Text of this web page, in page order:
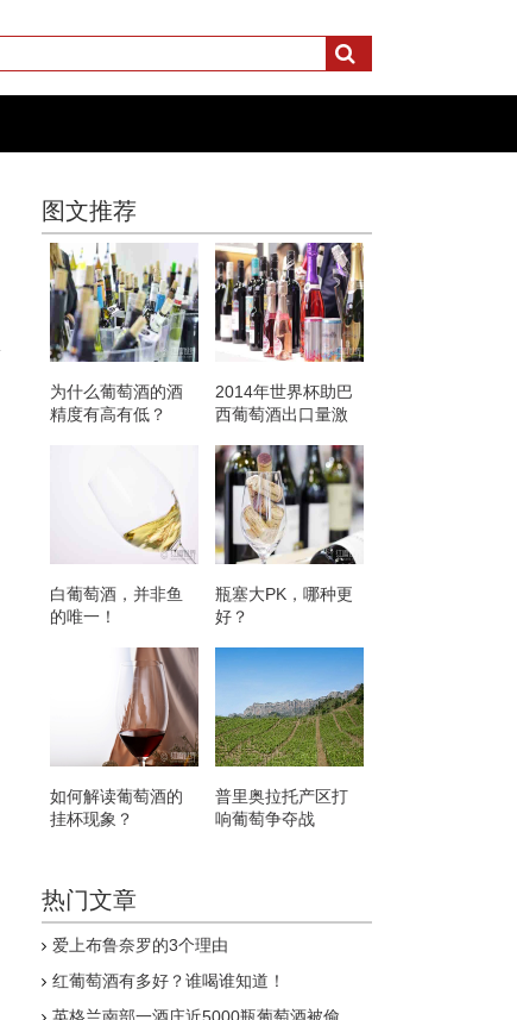
图文推荐
为什么葡萄酒的酒
精度有高有低？
2014年世界杯助巴
西葡萄酒出口量激
白葡萄酒，并非鱼
的唯一！
瓶塞大PK，哪种更
好？
如何解读葡萄酒的
挂杯现象？
普里奥拉托产区打
响葡萄争夺战
热门文章
爱上布鲁奈罗的3个理由
红葡萄酒有多好？谁喝谁知道！